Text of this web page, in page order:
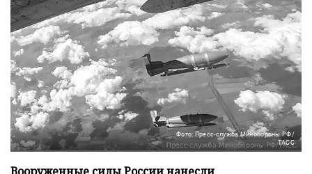
Фото: Пресс-служба Минобороны РФ/
ТАСС